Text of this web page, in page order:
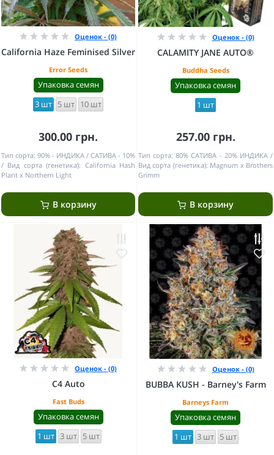
Оценок - (0)
California Haze Feminised Silver
Error Seeds
Упаковка семян
3 шт 5 шт 10 шт
300.00 грн.
Тип сорта: 90% - ИНДИКА / САТИВА - 10%
Вид сорта (генетика): California Hash
Plant x Northern Light
В корзину
Оценок - (0)
CALAMITY JANE AUTO®
Buddha Seeds
Упаковка семян
1 шт
257.00 грн.
Тип сорта: 80% САТИВА - 20% ИНДИКА
Вид сорта (генетика): Magnum x Brothers
Grimm
В корзину
Оценок - (0)
C4 Auto
Fast Buds
Упаковка семян
1 шт 3 шт 5 шт
Оценок - (0)
BUBBA KUSH - Barney's Farm
Barneys Farm
Упаковка семян
1 шт 3 шт 5 шт